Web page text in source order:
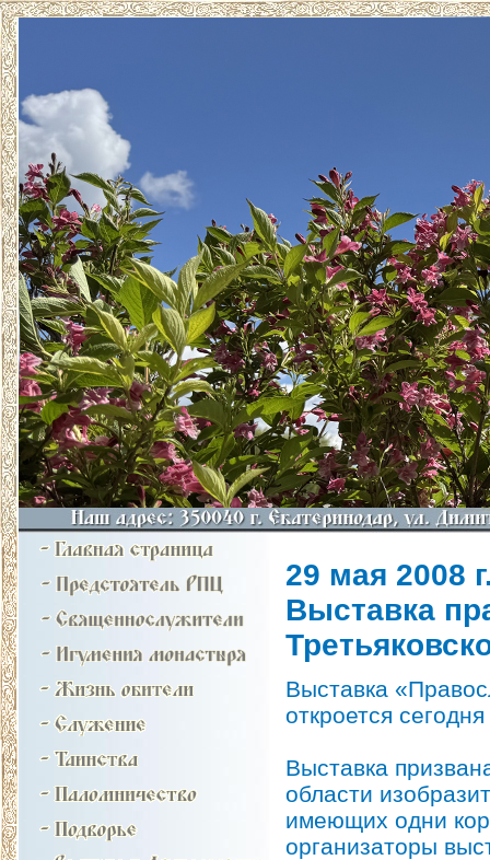
29 мая 2008
Выставка
Выставка
откроется
Выставка
области
имеющих одни
организаторы